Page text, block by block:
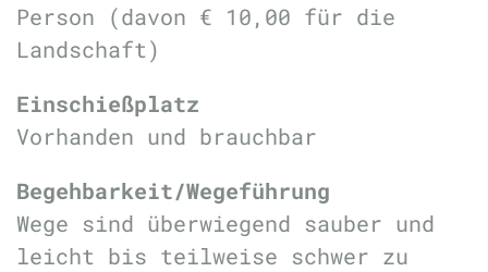
Person
(davon € 10,00 für die
Landschaft)
Einschießplatz
Vorhanden und brauchbar
Begehbarkeit/Wegeführung
Wege sind überwiegend sauber und
leicht bis teilweise schwer zu